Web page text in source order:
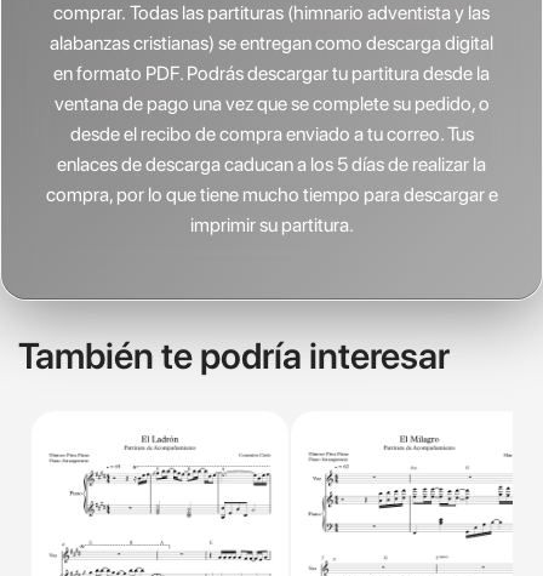
comprar. Todas las partituras (himnario adventista y las
alabanzas cristianas) se entregan como descarga digital
en formato PDF. Podrás descargar tu partitura desde la
ventana de pago una vez que se complete su pedido, o
desde el recibo de compra enviado a tu correo. Tus
enlaces de descarga caducan a los 5 días de realizar la
compra, por lo que tiene mucho tiempo para descargar e
imprimir su partitura.
También te podría interesar